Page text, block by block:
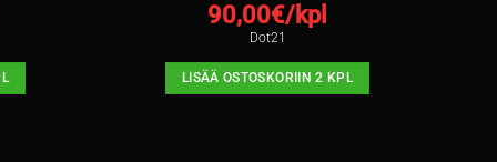
90,00€/kpl
Dot21
LISÄÄ OSTOSKORIIN 2 KPL